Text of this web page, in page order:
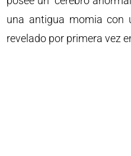
una antigua momia con
revelado por primera vez